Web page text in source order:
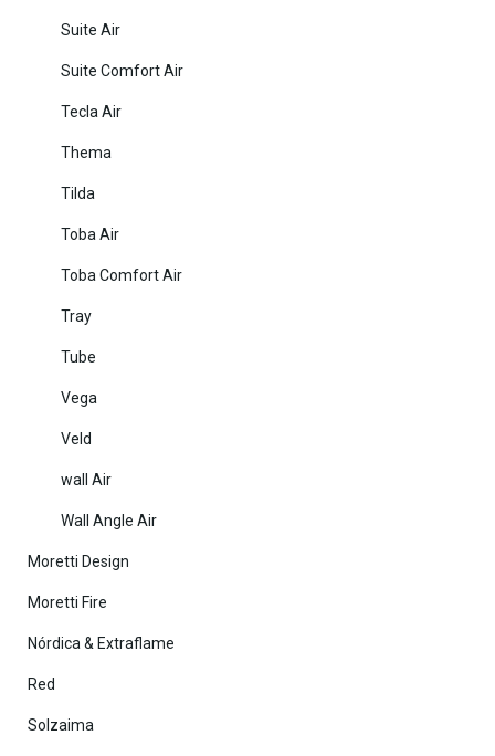
Suite Air
Suite Comfort Air
Tecla Air
Thema
Tilda
Toba Air
Toba Comfort Air
Tray
Tube
Vega
Veld
wall Air
Wall Angle Air
Moretti Design
Moretti Fire
Nórdica & Extraflame
Red
Solzaima